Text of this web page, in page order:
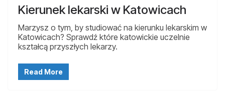
Kierunek lekarski w Katowicach
Marzysz o tym, by studiować na kierunku lekarskim w
Katowicach? Sprawdź które katowickie uczelnie
kształcą przyszłych lekarzy.
Read More